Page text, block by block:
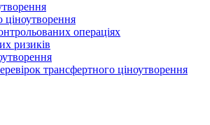
ціноутворення
операціях
ризиків
трансфертного ціноутворення